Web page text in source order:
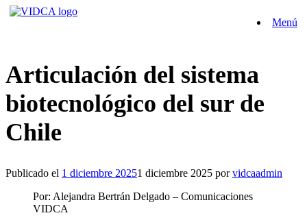
Saltar
Menú
Articulación del sistema
biotecnológico del sur de
Chile
Publicado el 1 diciembre 20251 diciembre 2025 porvidcaadmin
Por: Alejandra Bertrán Delgado – Comunicaciones
VIDCA